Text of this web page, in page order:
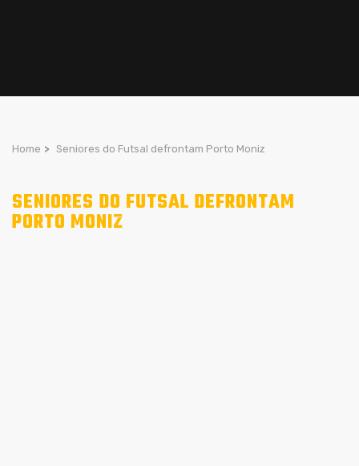
Home > Seniores do Futsal defrontam Porto Moniz
SENIORES DO FUTSAL DEFRONTAM
PORTO MONIZ